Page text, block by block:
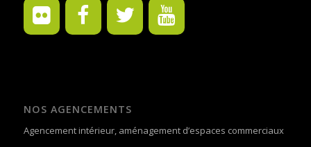
NOS AGENCEMENTS
Agencement intérieur, aménagement d’espaces commerciaux